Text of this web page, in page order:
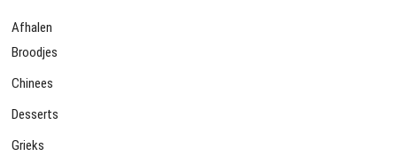
Afhalen
Broodjes
Chinees
Desserts
Grieks